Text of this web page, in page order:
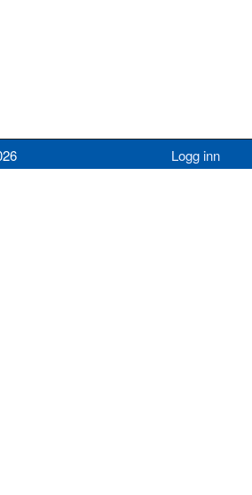
Logg inn